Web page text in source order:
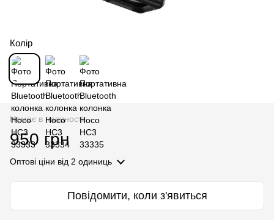
Колір
Немає в наявності
950 грн
Оптові ціни від 2 одиниць
Повідомити, коли з'явиться